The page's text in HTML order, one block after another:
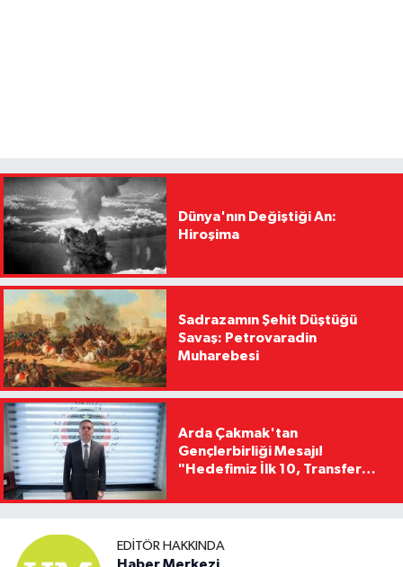
Dünya'nın Değiştiği An:
Hiroşima
Sadrazamın Şehit Düştüğü
Savaş: Petrovaradin
Muharebesi
Arda Çakmak'tan
Gençlerbirliği Mesajı!
"Hedefimiz İlk 10, Transfer
Kaldıracağız"
EDITÖR HAKKINDA
Haber Merkezi